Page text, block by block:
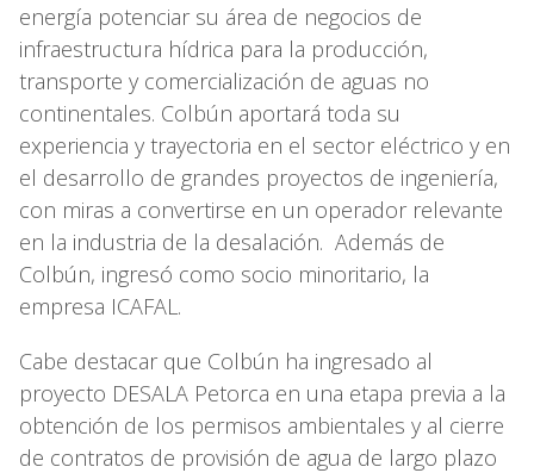
energía potenciar su área de negocios de
infraestructura hídrica para la producción,
transporte y comercialización de aguas no
continentales. Colbún aportará toda su
experiencia y trayectoria en el sector eléctrico y en
el desarrollo de grandes proyectos de ingeniería,
con miras a convertirse en un operador relevante
en la industria de la desalación. Además de
Colbún, ingresó como socio minoritario, la
empresa ICAFAL.
Cabe destacar que Colbún ha ingresado al
proyecto DESALA Petorca en una etapa previa a la
obtención de los permisos ambientales y al cierre
de contratos de provisión de agua de largo plazo